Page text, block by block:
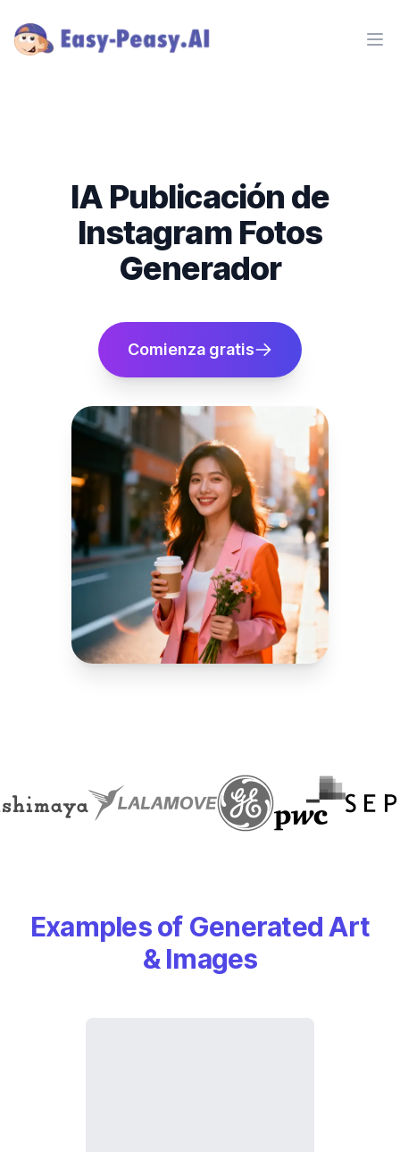
IA Publicación de
Instagram Fotos
Generador
Comienza gratis
Examples of Generated Art
& Images